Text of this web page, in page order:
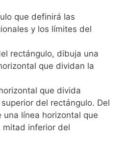
que definirá las
y los límites del
rectángulo, dibuja una
que dividan la
que divida
del rectángulo. Del
línea horizontal que
mitad inferior del